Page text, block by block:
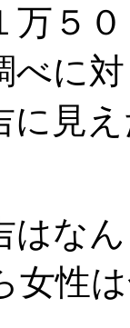
万５
べに
に見
はな
女性